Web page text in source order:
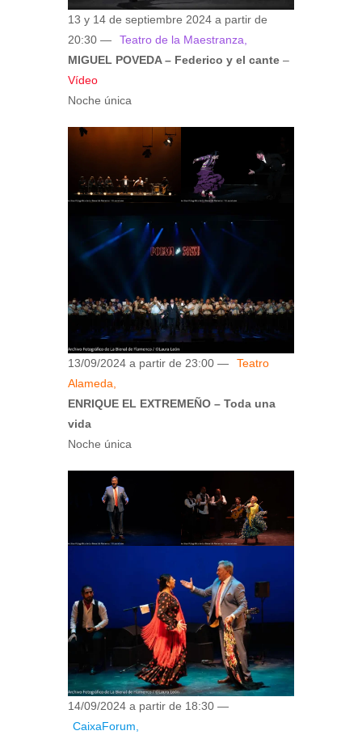
13 y 14 de septiembre 2024 a partir de
20:30 —
Teatro de la Maestranza,
MIGUEL POVEDA – Federico y el cante –
Vídeo
Noche única
13/09/2024 a partir de 23:00 —
Teatro
Alameda,
ENRIQUE EL EXTREMEÑO – Toda una
vida
Noche única
14/09/2024 a partir de 18:30 —
CaixaForum,